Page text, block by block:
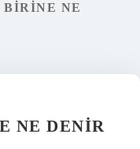
BIRINE NE
NE DENIR